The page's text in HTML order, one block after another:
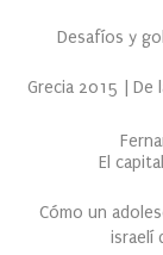
Desafíos y
Grecia 2015 | De
El
Cómo un
israelí